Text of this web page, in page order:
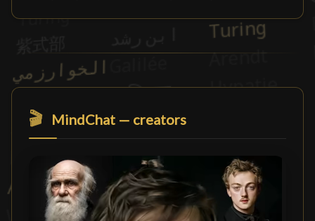
🎬 MindChat — creators